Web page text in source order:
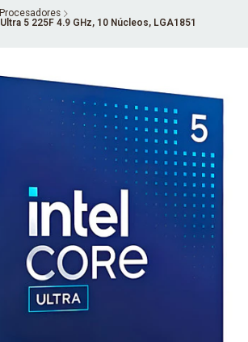
Procesadores
5 225F 4.9 GHz, 10 Núcleos, LGA1851